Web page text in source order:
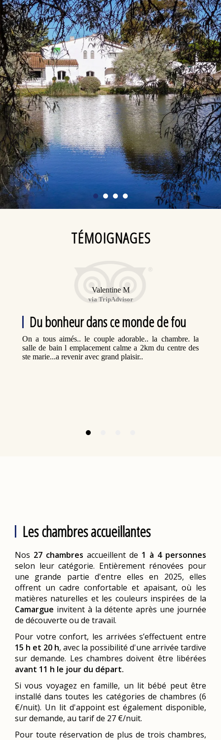
TÉMOIGNAGES
Valentine M
via TripAdvisor
Du bonheur dans ce monde de fou
On a tous aimés.. le couple adorable.. la chambre. la
salle de bain l emplacement calme a 2km du centre des
ste marie...a revenir avec grand plaisir..
Les chambres accueillantes
Nos 27 chambres accueillent de 1 à 4 personnes
selon leur catégorie. Entièrement rénovées pour
une grande partie d'entre elles en 2025, elles
offrent un cadre confortable et apaisant, où les
matières naturelles et les couleurs inspirées de la
Camargue invitent à la détente après une journée
de découverte ou de travail.
Pour votre confort, les arrivées s’effectuent entre
15 h et 20 h, avec la possibilité d'une arrivée tardive
sur demande. Les chambres doivent être libérées
avant 11 h le jour du départ.
Si vous voyagez en famille, un lit bébé peut être
installé dans toutes les catégories de chambres (6
€/nuit). Un lit d'appoint est également disponible,
sur demande, au tarif de 27 €/nuit.
Pour toute réservation de plus de trois chambres,